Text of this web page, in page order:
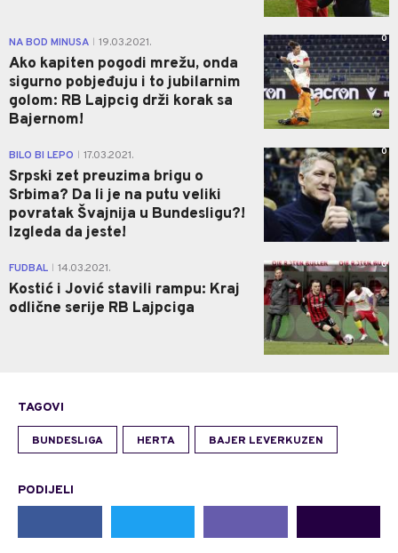
NA BOD MINUSA 19.03.2021.
Ako kapiten pogodi mrežu, onda
sigurno pobjeđuju i to jubilarnim
golom: RB Lajpcig drži korak sa
Bajernom!
0
BILO BI LEPO 17.03.2021.
Srpski zet preuzima brigu o
Srbima? Da li je na putu veliki
povratak Švajnija u Bundesligu?!
Izgleda da jeste!
0
FUDBAL 14.03.2021.
Kostić i Jović stavili rampu: Kraj
odlične serije RB Lajpciga
0
TAGOVI
BUNDESLIGA HERTA BAJER LEVERKUZEN
PODIJELI